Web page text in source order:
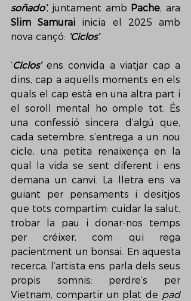
soñado’, juntament amb Pache
Slim Samurai inicia el 2025 amb
nova cançó: ‘Ciclos’.
‘Ciclos’ ens convida a viatjar cap a
dins, cap a aquells moments en els
quals el cap està en una altra part i
el soroll mental ho omple tot. És
una confessió sincera d’algú que,
cada setembre, s’entrega a un nou
cicle, una petita renaixença en la
qual la vida se sent diferent i ens
demana un canvi. La lletra ens va
guiant per pensaments i desitjos
que tots compartim: cuidar la salut,
trobar la pau i donar-nos temps
per créixer, com qui rega
pacientment un bonsai. En aquesta
recerca, l’artista ens parla dels seus
propis somnis: perdre’s per
Vietnam, compartir un plat de pad